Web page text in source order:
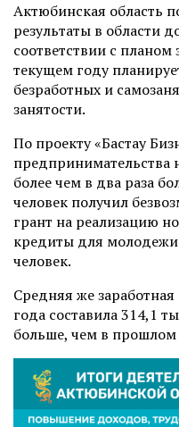
Актюбинская область
результаты в области
соответствии с планом
текущем году
безработных и
занятости.
По проекту «Бастау
предпринимательства
более чем в два раза
человек получил
грант на реализацию
кредиты для молодежи
человек.
Средняя же заработная
года составила 314,1
больше, чем в прошлом